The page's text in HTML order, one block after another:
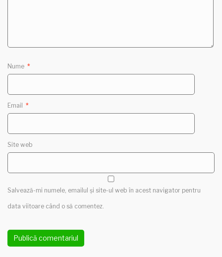
Nume *
Email *
Site web
Salvează-mi numele, emailul și site-ul web în acest navigator pentru
data viitoare când o să comentez.